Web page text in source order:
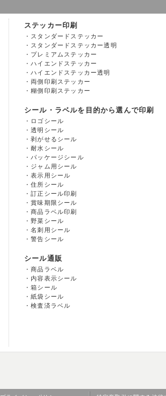
ステッカー印刷
スタンダードステッカー
スタンダードステッカー透明
プレミアムステッカー
ハイエンドステッカー
ハイエンドステッカー透明
両側印刷ステッカー
糊側印刷ステッカー
シール・ラベルを目的から選んで印刷
ロゴシール
透明シール
剥がせるシール
耐水シール
パッケージシール
ジャム用シール
表示用シール
住所シール
訂正シール印刷
賞味期限シール
商品ラベル印刷
野菜シール
名刺用シール
警告シール
シール通販
商品ラベル
内容表示シール
箱シール
紙袋シール
検査済ラベル